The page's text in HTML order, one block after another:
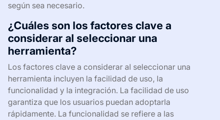
según sea necesario.
¿Cuáles son los factores clave a
considerar al seleccionar una
herramienta?
Los factores clave a considerar al seleccionar una
herramienta incluyen la facilidad de uso, la
funcionalidad y la integración. La facilidad de uso
garantiza que los usuarios puedan adoptarla
rápidamente. La funcionalidad se refiere a las